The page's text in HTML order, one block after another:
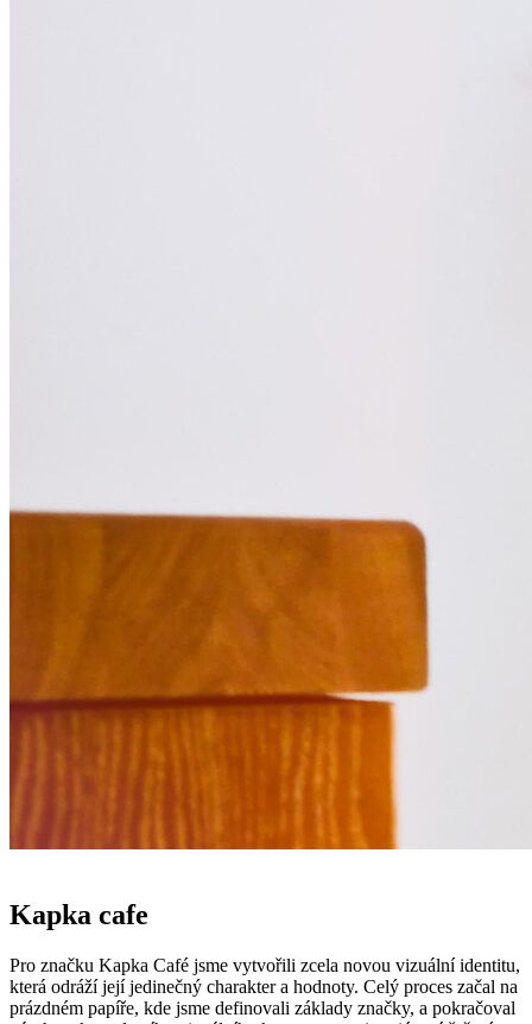
Kapka cafe
Pro značku Kapka Café jsme vytvořili zcela novou vizuální identitu,
která odráží její jedinečný charakter a hodnoty. Celý proces začal na
prázdném papíře, kde jsme definovali základy značky, a pokračoval